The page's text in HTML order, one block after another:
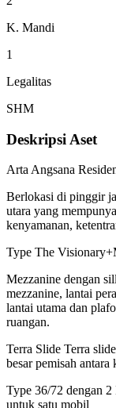
K. Mandi
1
Legalitas
SHM
Deskripsi Aset
Arta Angsana
Berlokasi di pinggir
utara yang
kenyamanan,
Type The
Mezzanine dengan
mezzanine, lantai
lantai utama dan
ruangan.
Terra Slide Terra
besar pemisah
Type 36/72 dengan
untuk satu mobil